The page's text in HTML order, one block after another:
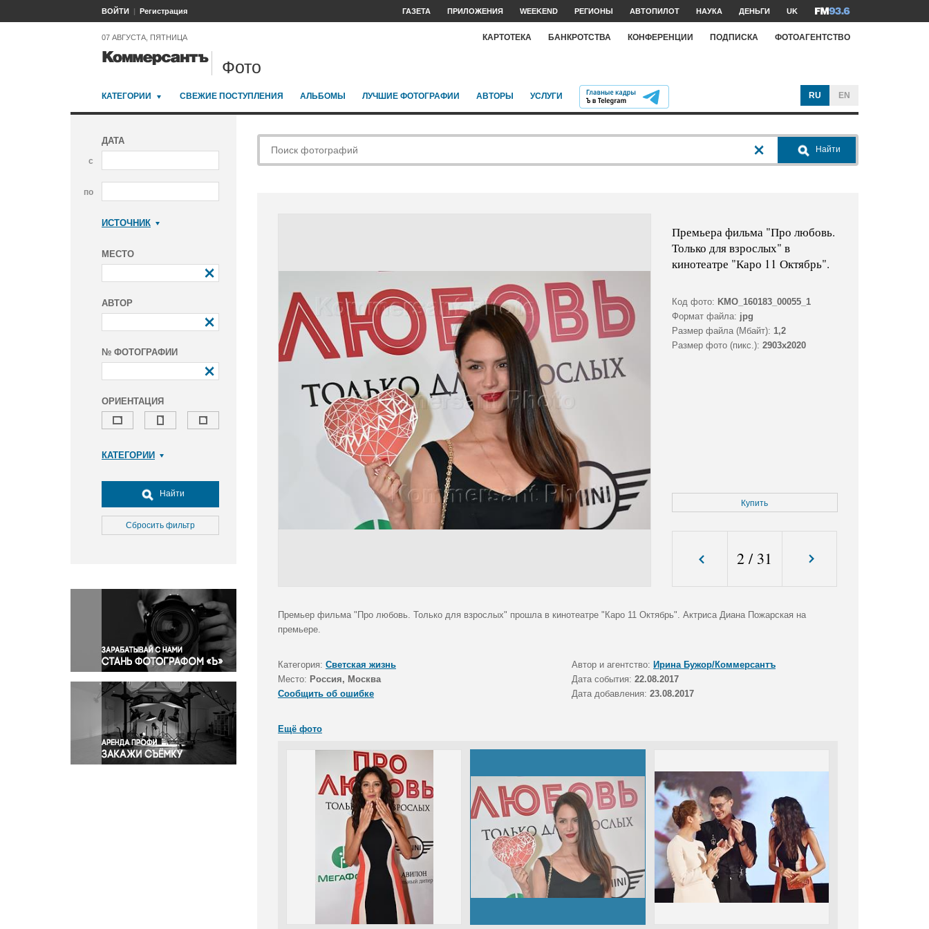
ВОЙТИ Регистрация ГАЗЕТА ПРИЛОЖЕНИЯ WEEKEND РЕГИОНЫ АВТОПИЛОТ НАУКА ДЕНЬГИ UK
07 АВГУСТА, ПЯТНИЦА КАРТОТЕКА БАНКРОТСТВА КОНФЕРЕНЦИИ ПОДПИСКА ФОТОАГЕНТСТВО
Фото
КАТЕГОРИИ СВЕЖИЕ ПОСТУПЛЕНИЯ АЛЬБОМЫ ЛУЧШИЕ ФОТОГРАФИИ АВТОРЫ УСЛУГИ RU EN
ДАТА
с
по
ИСТОЧНИК
МЕСТО
АВТОР
№ ФОТОГРАФИИ
ОРИЕНТАЦИЯ
КАТЕГОРИИ
Досуг, туризм и отдых
Культура
Медицина
Окружающая среда
Политика
Правосудие
Происшествия и конфликты
Религия
Светская жизнь
Спорт
Экология
Экономика и бизнес
Найти
Сбросить фильтр
Найти
Премьера фильма "Про любовь.
Только для взрослых" в
кинотеатре "Каро 11 Октябрь".
Код фото: KMO_160183_00055_1
Формат файла: jpg
Размер файла (Мбайт): 1,2
Размер фото (пикс.): 2903x2020
Купить
2 / 31
Премьер фильма "Про любовь. Только для взрослых" прошла в кинотеатре "Каро 11 Октябрь". Актриса Диана Пожарская на
премьере.
Категория: Светская жизнь Автор и агентство: Ирина Бужор/Коммерсантъ
Место: Россия, Москва Дата события: 22.08.2017
Сообщить об ошибке
Дата добавления: 23.08.2017
Ещё фото